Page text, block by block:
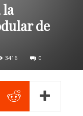
la
de
3416 0